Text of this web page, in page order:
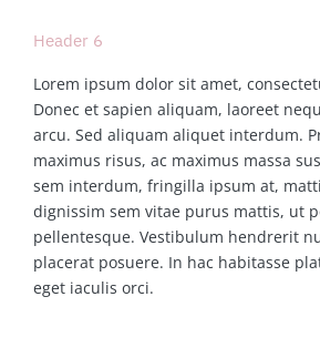
Header 6
Lorem ipsum dolor sit amet,
Donec et sapien aliquam, laoreet
arcu. Sed aliquam aliquet interdum.
maximus risus, ac maximus massa
sem interdum, fringilla ipsum at,
dignissim sem vitae purus mattis, ut
pellentesque. Vestibulum hendrerit
placerat posuere. In hac habitasse
eget iaculis orci.